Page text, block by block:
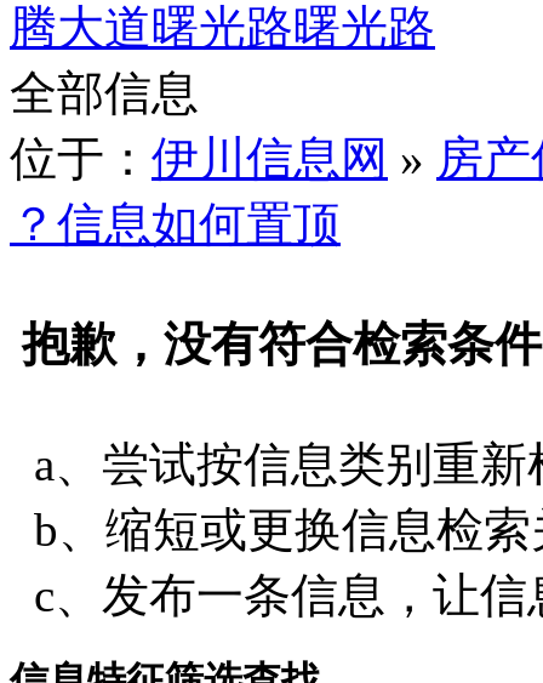
腾大道曙光路曙光路
全部信息
位于： 伊川信息网 » 房
？信息如何置顶
抱歉，没有符合检索条
a、尝试按信息类别重
b、缩短或更换信息检
c、发布一条信息，让